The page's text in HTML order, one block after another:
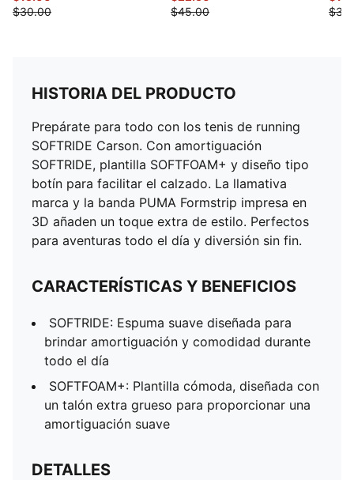
$30.00
$45.00
HISTORIA DEL PRODUCTO
Prepárate para todo con los tenis de running
SOFTRIDE Carson. Con amortiguación
SOFTRIDE, plantilla SOFTFOAM+ y diseño tipo
botín para facilitar el calzado. La llamativa
marca y la banda PUMA Formstrip impresa en
3D añaden un toque extra de estilo. Perfectos
para aventuras todo el día y diversión sin fin.
CARACTERÍSTICAS Y BENEFICIOS
SOFTRIDE: Espuma suave diseñada para
brindar amortiguación y comodidad durante
todo el día
SOFTFOAM+: Plantilla cómoda, diseñada con
un talón extra grueso para proporcionar una
amortiguación suave
DETALLES